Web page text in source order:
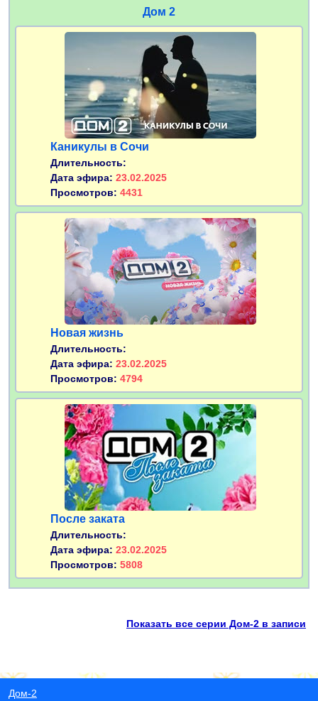
Дом 2
Каникулы в Сочи
Длительность:
Дата эфира: 23.02.2025
Просмотров: 4431
Новая жизнь
Длительность:
Дата эфира: 23.02.2025
Просмотров: 4794
После заката
Длительность:
Дата эфира: 23.02.2025
Просмотров: 5808
Показать все серии Дом-2 в записи
Дом-2